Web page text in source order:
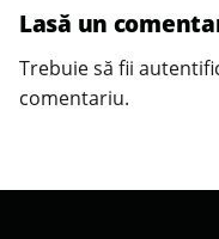
Lasă un
Trebuie să fii
comentariu.